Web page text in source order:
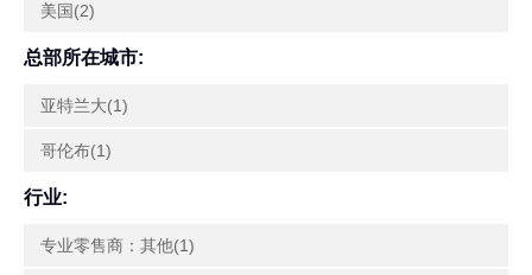
美国(2)
总部所在城市:
亚特兰大(1)
哥伦布(1)
行业:
专业零售商：其他(1)